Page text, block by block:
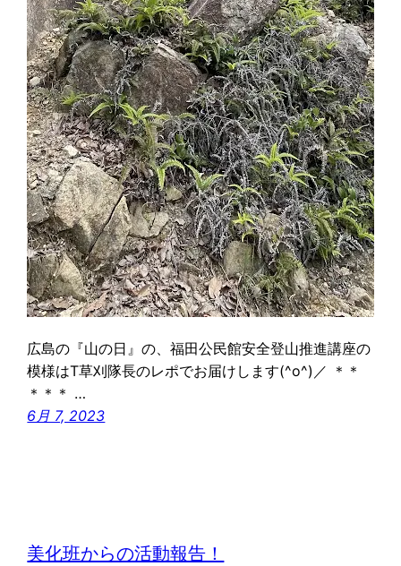
広島の『山の日』の、福田公民館安全登山推進講座の
模様はT草刈隊長のレポでお届けします(^o^)／ ＊＊
＊＊＊ …
6月 7, 2023
美化班からの活動報告！